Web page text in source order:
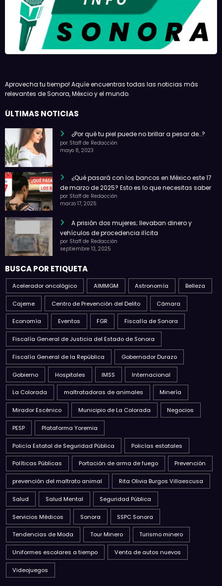
relevantes de Sonora, Méxcio y el mundo.
por Staff de Redacción
mayo 8, 2023
de marzo de 2025? Esto es lo que necesitas saber
por Staff de Redacción
marzo 17, 2025
vehículos de procedencia ilícita
por Staff de Redacción
septiembre 13, 2025
BUSCA POR ETIQUETA
Cajeme Centro de Prevención del Delito Cámara
Economía Eventos FGR Fiscalía de Sonora
Fiscalía General de Justicia del Estado de Sonora
Fiscalía General de la República Gobernador Durazo
Gobierno Hospitales IMSS Internacional
La Colorada maltratadoras de animales Minería
Mirador Escénico Municipio de La Colorada Negocios
PESP Plataforma Yoremia
Policía Estatal de Seguridad Pública
Políticas Públicas Portación de arma de fuego Prevención
prevención del maltrato animal Rita Olivia Burgos Villaescusa
Salud Salud Mental Seguridad Pública
Servicios Médicos Sonora SSPC Sonora
Tendencias de Moda Tour Minero Turismo minero
Uniformes escolares a tiempo Venta de autos nuevos
Videojuegos